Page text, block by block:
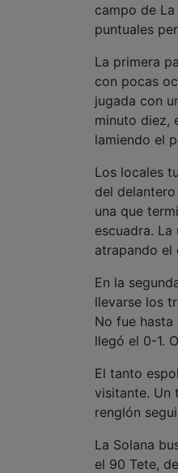
campo de
puntuales
La primera
con pocas
jugada con
minuto diez,
lamiendo el
Los locales
del
una que
escuadra.
atrapando el
En la
llevarse los
No fue
llegó el 0-1.
El tanto
visitante. Un
renglón
La Solana
el 90 Tete,